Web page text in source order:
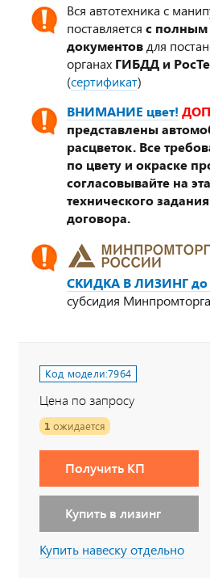
Вся автотехника с
поставляется с полным
документов для
органах ГИБДД и
(сертификат)
ВНИМАНИЕ цвет!
представлены
расцветок. Все
по цвету и окраске
согласовывайте на
технического
договора.
СКИДКА В ЛИЗИНГ до
субсидия Минпромторга
Код модели:7964
Цена по запросу
1 ожидается
Получить КП
Купить в лизинг
Купить навеску отдельно